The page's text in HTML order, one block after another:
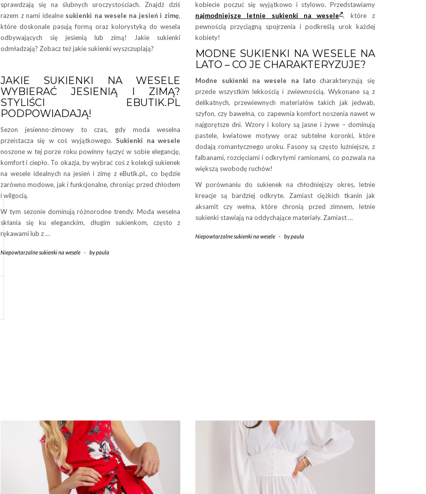
sprawdzają się na ślubnych uroczystościach. Znajdź dziś
razem z nami idealne sukienki na wesele na jesień i zimę,
które doskonale pasują formą oraz kolorystyką do wesela
odbywających się jesienią lub zimą! Jakie sukienki
odmładzają? Zobacz też jakie sukienki wyszczuplają?
JAKIE SUKIENKI NA WESELE
WYBIERAĆ JESIENIĄ I ZIMĄ?
STYLIŚCI EBUTIK.PL
PODPOWIADAJĄ!
Sezon jesienno-zimowy to czas, gdy moda weselna
przeistacza się w coś wyjątkowego.Sukienki na wesele
noszone w tej porze roku powinny łączyć w sobie elegancję,
komfort i ciepło. To okazja, by wybrać coś z kolekcji sukienek
na wesele idealnych na jesień i zimę z eButik.pl., co będzie
zarówno modowe, jak i funkcjonalne, chroniąc przed chłodem
i wilgocią.
W tym sezonie dominują różnorodne trendy. Moda weselna
skłania się ku eleganckim, długim sukienkom, często z
rękawami lub z …
Niepowtarzalne sukienki na wesele - bypaula
kobiecie poczuć się wyjątkowo i stylowo. Przedstawiamy
najmodniejsze letnie sukienki na wesele , które z
pewnością przyciągną spojrzenia i podkreślą urok każdej
kobiety!
MODNE SUKIENKI NA WESELE NA
LATO – CO JE CHARAKTERYZUJE?
Modne sukienki na wesele na latocharakteryzują się
przede wszystkim lekkością i zwiewnością. Wykonane są z
delikatnych, przewiewnych materiałów takich jak jedwab,
szyfon, czy bawełna, co zapewnia komfort noszenia nawet w
najgorętsze dni. Wzory i kolory są jasne i żywe – dominują
pastele, kwiatowe motywy oraz subtelne koronki, które
dodają romantycznego uroku. Fasony są często luźniejsze, z
falbanami, rozcięciami i odkrytymi ramionami, co pozwala na
większą swobodę ruchów!
W porównaniu do sukienek na chłodniejszy okres, letnie
kreacje są bardziej odkryte. Zamiast ciężkich tkanin jak
aksamit czy wełna, które chronią przed zimnem, letnie
sukienki stawiają na oddychające materiały. Zamiast …
Niepowtarzalne sukienki na wesele - bypaula